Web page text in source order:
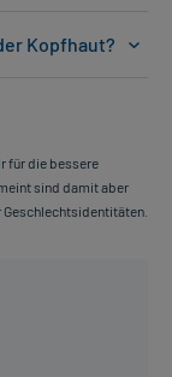
Kopfhaut?
für die bessere
sind damit aber
Geschlechtsidentitäten.